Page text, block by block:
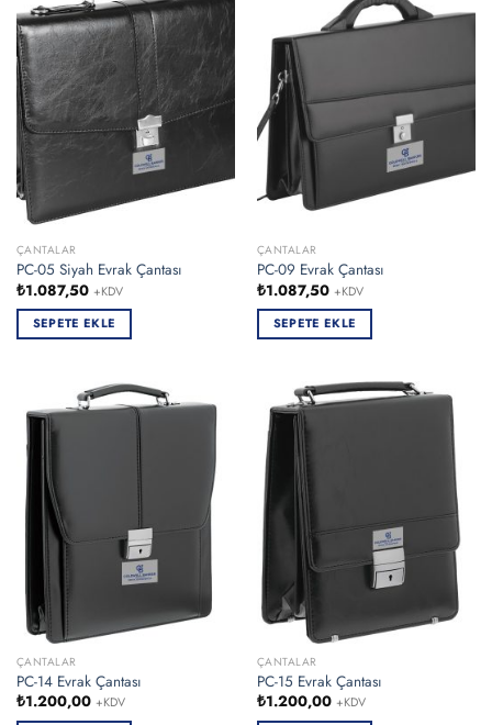
ÇANTALAR
PC-05 Siyah Evrak Çantası
₺1.087,50 +KDV
SEPETE EKLE
ÇANTALAR
PC-09 Evrak Çantası
₺1.087,50 +KDV
SEPETE EKLE
ÇANTALAR
PC-14 Evrak Çantası
₺1.200,00 +KDV
ÇANTALAR
PC-15 Evrak Çantası
₺1.200,00 +KDV